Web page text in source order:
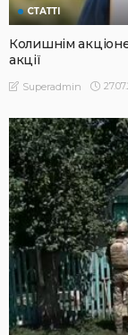
СТАТТІ
Колишнім
акції
Superadmin